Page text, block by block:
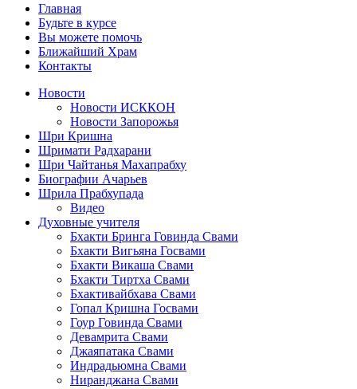
Главная
Будьте в курсе
Вы можете помочь
Ближайший Храм
Контакты
Новости
Новости ИСККОН
Новости Запорожья
Шри Кришна
Шримати Радхарани
Шри Чайтанья Махапрабху
Биографии Ачарьев
Шрила Прабхупада
Видео
Духовные учителя
Бхакти Бринга Говинда Свами
Бхакти Вигьяна Госвами
Бхакти Викаша Свами
Бхакти Тиртха Свами
Бхактивайбхава Свами
Гопал Кришна Госвами
Гоур Говинда Свами
Девамрита Свами
Джаяпатака Свами
Индрадьюмна Свами
Ниранджана Свами